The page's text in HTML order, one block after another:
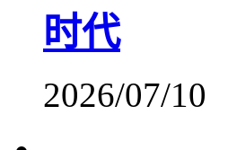
时代
2026/07/10